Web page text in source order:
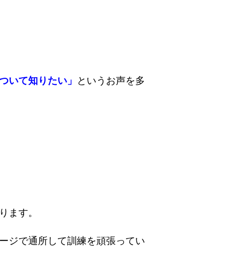
いて知りたい」
というお声を多
ます。
ジで通所して訓練を頑張ってい